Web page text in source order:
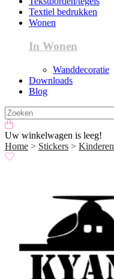
Textiel bedrukken
Wonen
In Wonen
Wanddecoratie
Downloads
Blog
Uw winkelwagen is leeg!
Home > Stickers > Kinderen